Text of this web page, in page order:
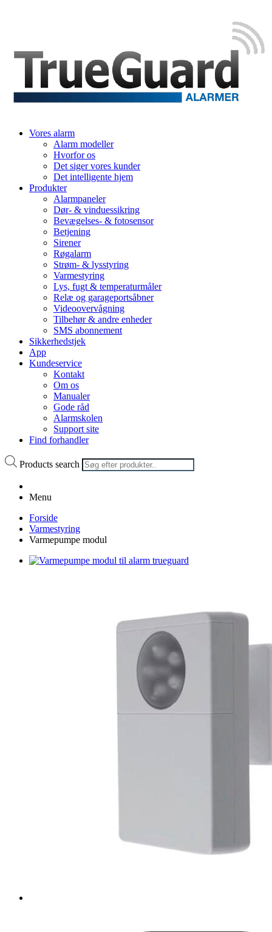
Vores alarm
Alarm modeller
Hvorfor os
Det siger vores kunder
Det intelligente hjem
Produkter
Alarmpaneler
Dør- & vinduessikring
Bevægelses- & fotosensor
Betjening
Sirener
Røgalarm
Strøm- & lysstyring
Varmestyring
Lys, fugt & temperaturmåler
Relæ og garageportsåbner
Videoovervågning
Tilbehør & andre enheder
SMS abonnement
Sikkerhedstjek
App
Kundeservice
Kontakt
Om os
Manualer
Gode råd
Alarmskolen
Support site
Find forhandler
Products search
Menu
Forside
Varmestyring
Varmepumpe modul